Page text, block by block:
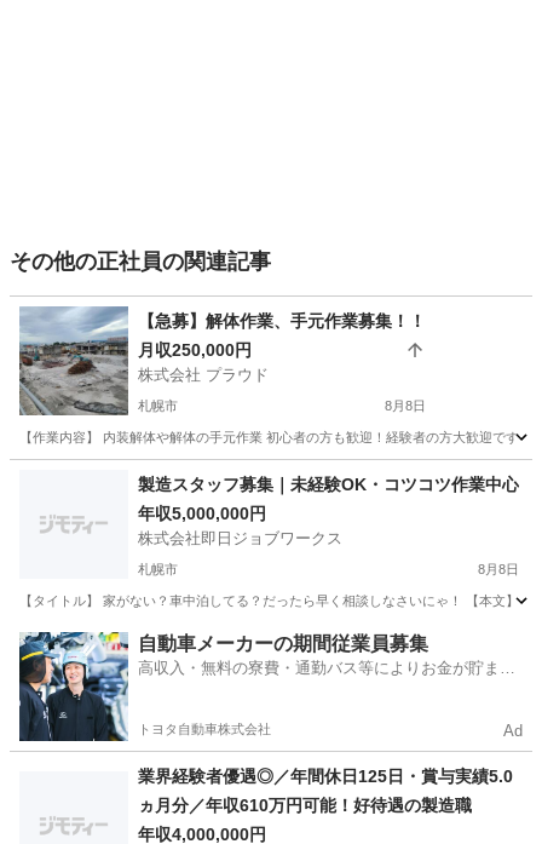
その他の正社員の関連記事
【急募】解体作業、手元作業募集！！
月収250,000円
株式会社 プラウド
札幌市 8月8日
【作業内容】 内装解体や解体の手元作業 初心者の方も歓迎！経験者の方大歓迎です
その他
製造スタッフ募集｜未経験OK・コツコツ作業中心
年収5,000,000円
株式会社即日ジョブワークス
札幌市 8月8日
【タイトル】 家がない？車中泊してる？だったら早く相談しなさいにゃ！ 【本文】
北海道 札幌市 その他 未経験
自動車メーカーの期間従業員募集
高収入・無料の寮費・通勤バス等によりお金が貯まり
トヨタ自動車株式会社 Ad
業界経験者優遇◎／年間休日125日・賞与実績5.0
ヵ月分／年収610万円可能！好待遇の製造職
年収4,000,000円